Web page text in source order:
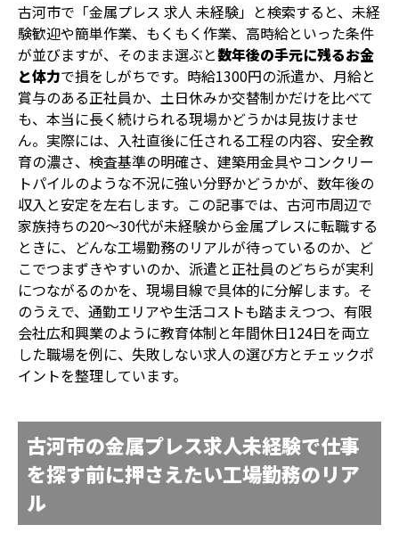
古河市で「金属プレス 求人 未経験」と検索すると、未経
験歓迎や簡単作業、もくもく作業、高時給といった条件
が並びますが、そのまま選ぶと数年後の手元に残るお金
と体力で損をしがちです。時給1300円の派遣か、月給と
賞与のある正社員か、土日休みか交替制かだけを比べて
も、本当に長く続けられる現場かどうかは見抜けませ
ん。実際には、入社直後に任される工程の内容、安全教
育の濃さ、検査基準の明確さ、建築用金具やコンクリー
トパイルのような不況に強い分野かどうかが、数年後の
収入と安定を左右します。この記事では、古河市周辺で
家族持ちの20〜30代が未経験から金属プレスに転職する
ときに、どんな工場勤務のリアルが待っているのか、ど
こでつまずきやすいのか、派遣と正社員のどちらが実利
につながるのかを、現場目線で具体的に分解します。そ
のうえで、通勤エリアや生活コストも踏まえつつ、有限
会社広和興業のように教育体制と年間休日124日を両立
した職場を例に、失敗しない求人の選び方とチェックポ
イントを整理しています。
古河市の金属プレス求人未経験で仕事
を探す前に押さえたい工場勤務のリア
ル